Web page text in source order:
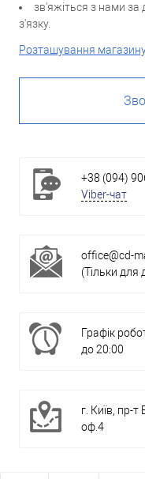
зв'яжіться з нами
з'язку.
Розташування
+38 (094)
Viber-чат
office@cd-
(Тільки для
Графік
до 20:00
г. Київ, пр-т
оф.4